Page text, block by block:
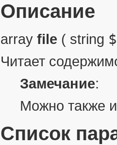
Описание
array file ( string
Читает
Замечание:
Можно также
Список